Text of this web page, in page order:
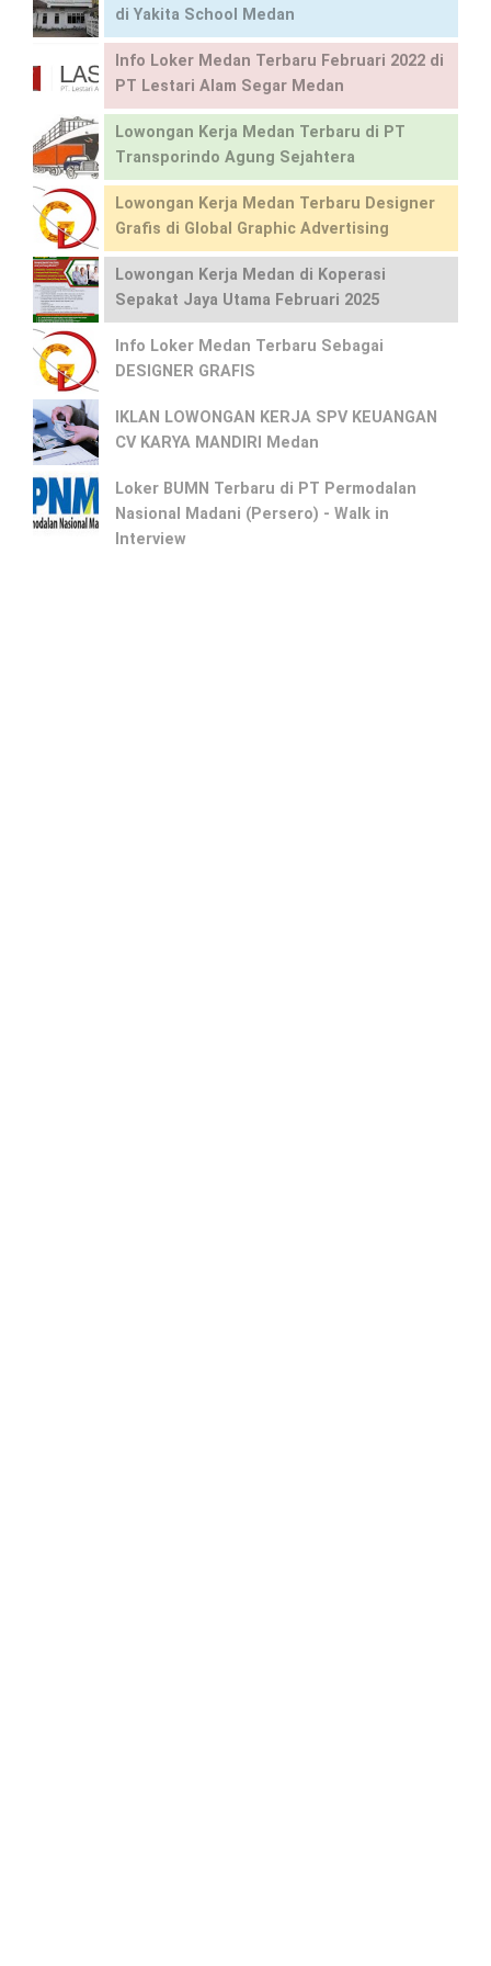
di Yakita School Medan
Info Loker Medan Terbaru Februari 2022 di
PT Lestari Alam Segar Medan
Lowongan Kerja Medan Terbaru di PT
Transporindo Agung Sejahtera
Lowongan Kerja Medan Terbaru Designer
Grafis di Global Graphic Advertising
Lowongan Kerja Medan di Koperasi
Sepakat Jaya Utama Februari 2025
Info Loker Medan Terbaru Sebagai
DESIGNER GRAFIS
IKLAN LOWONGAN KERJA SPV KEUANGAN
CV KARYA MANDIRI Medan
Loker BUMN Terbaru di PT Permodalan
Nasional Madani (Persero) - Walk in
Interview